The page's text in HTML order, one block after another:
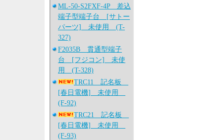
ML-50-S2FXF-4P 差込
端子型端子台 [サトー
パーツ] 未使用 (T-
327)
F2035B 貫通型端子
台 [フジコン] 未使
用 (T-328)
TRC11 記名板
[春日電機] 未使用
(F-92)
TRC21 記名板
[春日電機] 未使用
(F-93)